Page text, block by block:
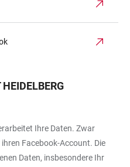
Ihre Daten. Zwar
Facebook-Account. Die
Daten, insbesondere Ihr